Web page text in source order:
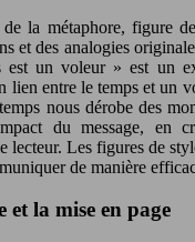
de la métaphore, figure
et des analogies
un voleur » est un
lien entre le temps et un
nous dérobe des
du message, en
lecteur. Les figures de
de manière
la mise en page